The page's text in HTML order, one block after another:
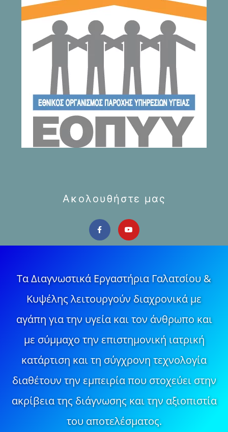
Ακολουθήστε μας
Τα Διαγνωστικά Εργαστήρια Γαλατσίου &
Κυψέλης λειτουργούν διαχρονικά με
αγάπη για την υγεία και τον άνθρωπο και
με σύμμαχο την επιστημονική ιατρική
κατάρτιση και τη σύγχρονη τεχνολογία
διαθέτουν την εμπειρία που στοχεύει στην
ακρίβεια της διάγνωσης και την αξιοπιστία
του αποτελέσματος.